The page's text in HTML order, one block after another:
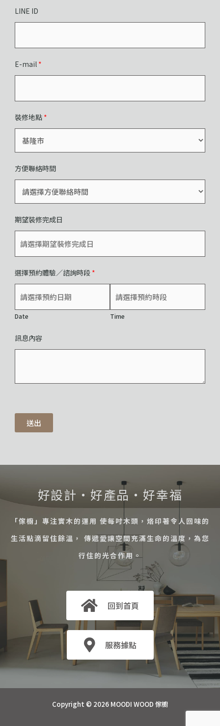
LINE ID
E-mail *
裝修地點 *
方便聯絡時間
期望裝修完成日
選擇預約體驗／諮詢時段 *
Date Time
訊息內容
送出
好設計・好產品・好幸福
「傢櫥」專注實木的運用 使每吋木頭，烙印著令人回味的
生活點滴留住餘溫， 傳遞愛讓空間充滿生命的溫度，為您
行住的光合作用。
回到首頁
服務據點
Copyright © 2026 MOODI WOOD 傢櫥